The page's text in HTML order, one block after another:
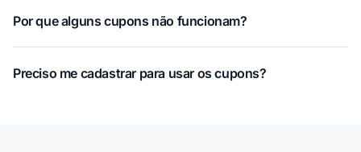
Por que alguns cupons não funcionam?
Preciso me cadastrar para usar os cupons?